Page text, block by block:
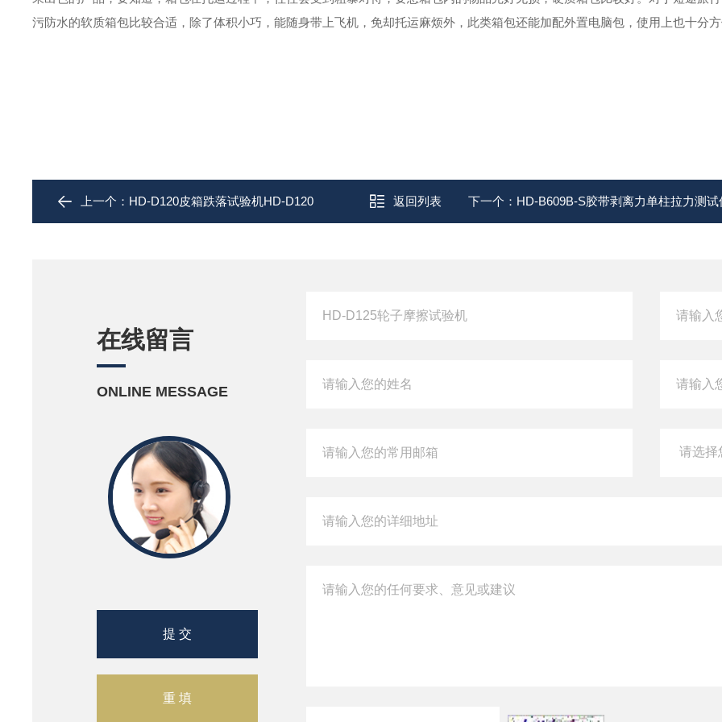
污防水的软质箱包比较合适，除了体积小巧，能随身带上飞机，免却托运麻烦外，此类箱包还能加配外置电脑包，使用上也十分
上一个： HD-D120皮箱跌落试验机HD-D120 返回列表 下一个： HD-B609B-S胶带剥离力单柱拉力测试
在线留言
ONLINE MESSAGE